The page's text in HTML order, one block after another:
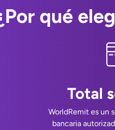
qué
Total
WorldRemit es un
bancaria